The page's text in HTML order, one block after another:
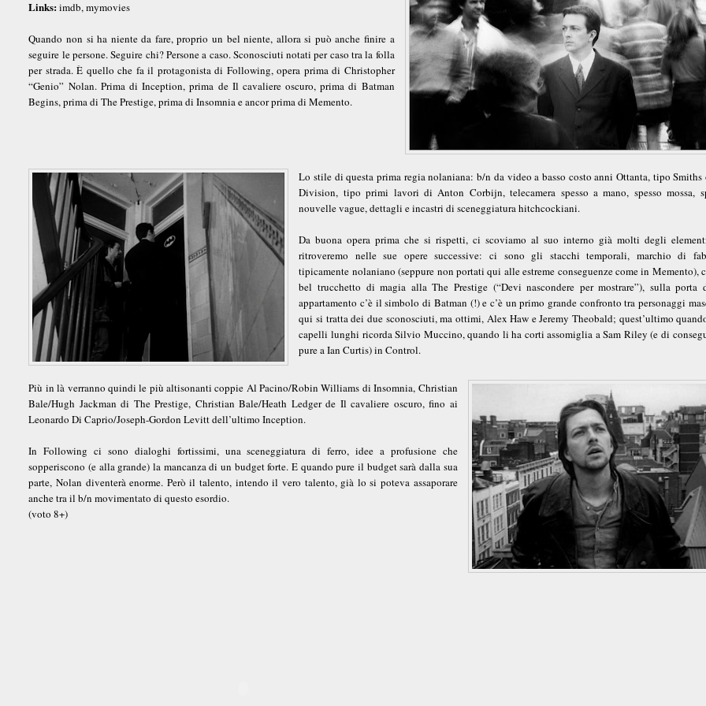
Links:imdb, mymovies
Quando non si ha niente da fare, proprio un bel niente, allora si può anche finire a
seguire le persone. Seguire chi? Persone a caso. Sconosciuti notati per caso tra la folla
per strada. È quello che fa il protagonista di Following, opera prima di Christopher
“Genio” Nolan. Prima di Inception, prima de Il cavaliere oscuro, prima di Batman
Begins, prima di The Prestige, prima di Insomnia e ancor prima di Memento.
Lo stile di questa prima regia nolaniana: b/n da video a basso costo anni Ottanta, tipo Smiths
Division, tipo primi lavori di Anton Corbijn, telecamera spesso a mano, spesso mossa,
nouvelle vague, dettagli e incastri di sceneggiatura hitchcockiani.
Da buona opera prima che si rispetti, ci scoviamo al suo interno già molti degli
ritroveremo nelle sue opere successive: ci sono gli stacchi temporali, marchio di
tipicamente nolaniano (seppure non portati qui alle estreme conseguenze come in Memento),
bel trucchetto di magia alla The Prestige (“Devi nascondere per mostrare”), sulla porta
appartamento c’è il simbolo di Batman (!) e c’è un primo grande confronto tra personaggi
qui si tratta dei due sconosciuti, ma ottimi, Alex Haw e Jeremy Theobald; quest’ultimo
capelli lunghi ricorda Silvio Muccino, quando li ha corti assomiglia a Sam Riley (e di
pure a Ian Curtis) in Control.
Più in là verranno quindi le più altisonanti coppie Al Pacino/Robin Williams di Insomnia, Christian
Bale/Hugh Jackman di The Prestige, Christian Bale/Heath Ledger de Il cavaliere oscuro, fino ai
Leonardo Di Caprio/Joseph-Gordon Levitt dell’ultimo Inception.
In Following ci sono dialoghi fortissimi, una sceneggiatura di ferro, idee a profusione che
sopperiscono (e alla grande) la mancanza di un budget forte. E quando pure il budget sarà dalla sua
parte, Nolan diventerà enorme. Però il talento, intendo il vero talento, già lo si poteva assaporare
anche tra il b/n movimentato di questo esordio.
(voto 8+)